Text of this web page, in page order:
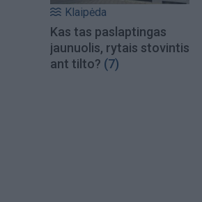
Klaipėda
Kas tas paslaptingas
jaunuolis, rytais stovintis
ant tilto? (7)